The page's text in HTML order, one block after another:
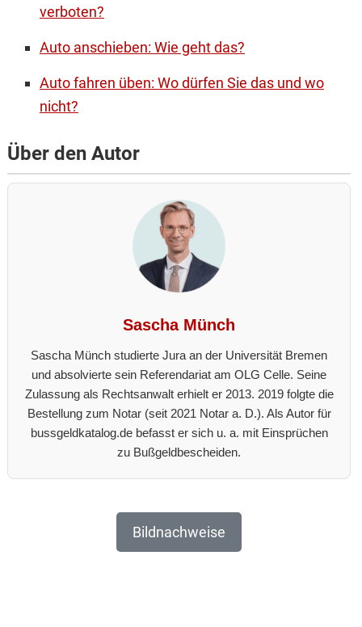
verboten?
Auto anschieben: Wie geht das?
Auto fahren üben: Wo dürfen Sie das und wo
nicht?
Über den Autor
Sascha Münch
Sascha Münch studierte Jura an der Universität Bremen
und absolvierte sein Referendariat am OLG Celle. Seine
Zulassung als Rechtsanwalt erhielt er 2013. 2019 folgte die
Bestellung zum Notar (seit 2021 Notar a. D.). Als Autor für
bussgeldkatalog.de befasst er sich u. a. mit Einsprüchen
zu Bußgeldbescheiden.
Bildnachweise